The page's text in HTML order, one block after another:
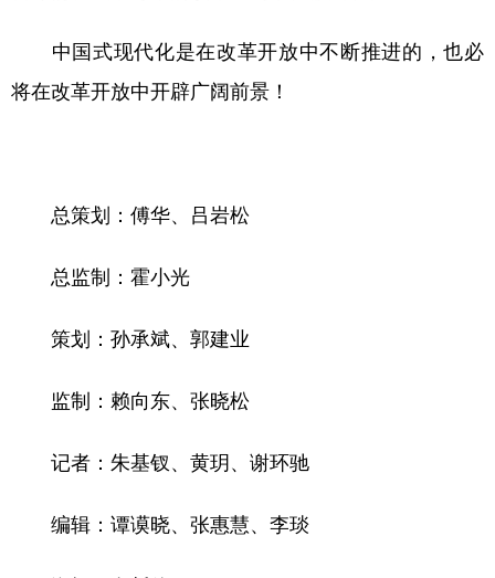
中国式现代化是在改革开放中不断推进的，也必
将在改革开放中开辟广阔前景！
总策划：傅华、吕岩松
总监制：霍小光
策划：孙承斌、郭建业
监制：赖向东、张晓松
记者：朱基钗、黄玥、谢环驰
编辑：谭谟晓、张惠慧、李琰